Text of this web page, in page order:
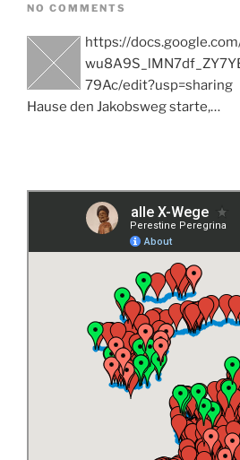
NO COMMENTS
https://
79Ac/edit?usp=sharing
Hause den Jakobsweg starte,…